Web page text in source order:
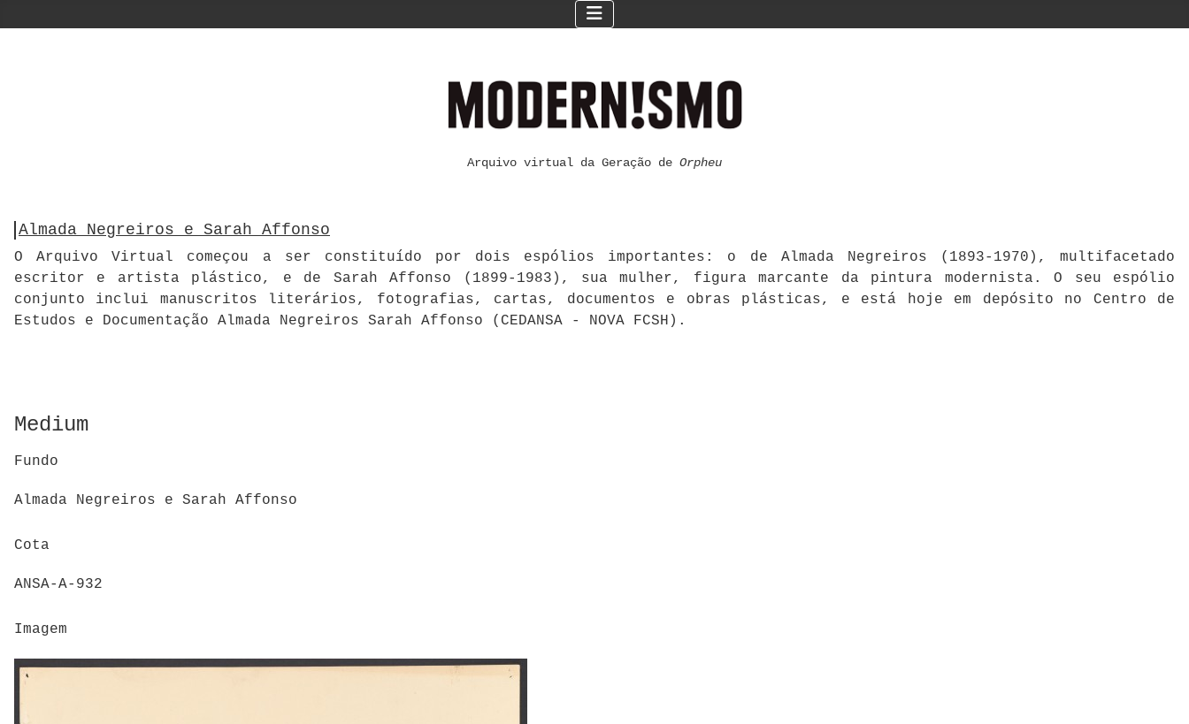
Arquivo virtual da Geração de Orpheu
Almada Negreiros e Sarah Affonso
O Arquivo Virtual começou a ser constituído por dois espólios importantes: o de Almada Negreiros (1893-1970), multifacetado
escritor e artista plástico, e de Sarah Affonso (1899-1983), sua mulher, figura marcante da pintura modernista. O seu espólio
conjunto inclui manuscritos literários, fotografias, cartas, documentos e obras plásticas, e está hoje em depósito no Centro de
Estudos e Documentação Almada Negreiros Sarah Affonso (CEDANSA - NOVA FCSH).
Medium
Fundo
Almada Negreiros e Sarah Affonso
Cota
ANSA-A-932
Imagem